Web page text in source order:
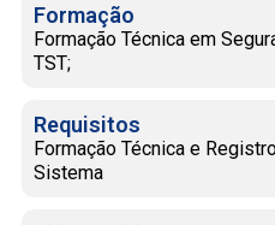
Formação
Formação Técnica em
TST;
Requisitos
Formação Técnica e
Sistema